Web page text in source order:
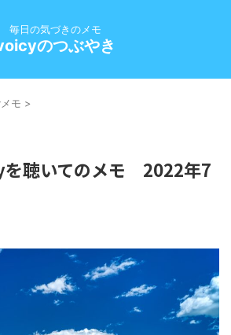
毎日の気づきのメモ
のつぶやき
モ >
を聴いてのメモ 2022年7